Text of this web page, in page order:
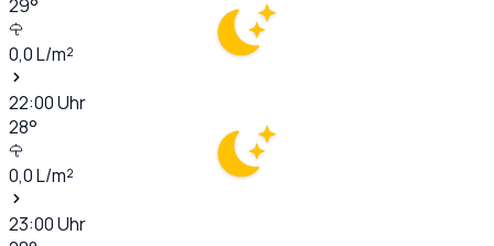
29°
0,0L/m²
22:00Uhr
28°
0,0L/m²
23:00Uhr